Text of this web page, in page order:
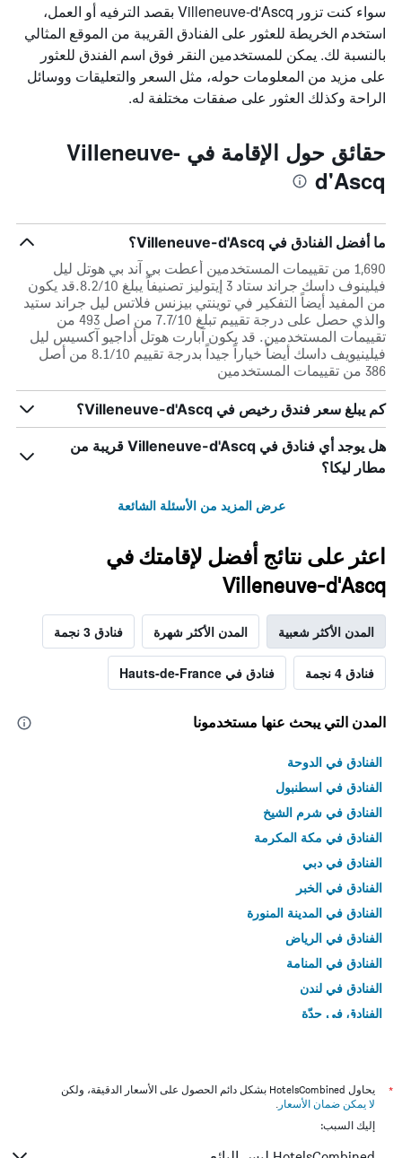
سواء كنت تزور Villeneuve-d'Ascq بقصد الترفيه أو العمل،
استخدم الخريطة للعثور على الفنادق القريبة من الموقع المثالي
بالنسبة لك. يمكن للمستخدمين النقر فوق اسم الفندق للعثور
على مزيد من المعلومات حوله، مثل السعر والتعليقات ووسائل
الراحة وكذلك العثور على صفقات مختلفة له.
حقائق حول الإقامة في Villeneuve-
d'Ascq
ما أفضل الفنادق في Villeneuve-d'Ascq؟
1,690 من تقييمات المستخدمين أعطت بي آند بي هوتل ليل
فيلينوف داسك جراند ستاد 3 إيتوليز تصنيفاً يبلغ 8.2/10.قد يكون
من المفيد أيضاً التفكير في توينتي بيزنس فلاتس ليل جراند ستيد
والذي حصل على درجة تقييم تبلغ 7.7/10 من اصل 493 من
تقييمات المستخدمين. قد يكون آبارت هوتل أداجيو آكسيس ليل
فيلينيويف داسك أيضاً خياراً جيداً بدرجة تقييم 8.1/10 من أصل
386 من تقييمات المستخدمين
كم يبلغ سعر فندق رخيص في Villeneuve-d'Ascq؟
هل يوجد أي فنادق في Villeneuve-d'Ascq قريبة من
مطار ليكا؟
عرض المزيد من الأسئلة الشائعة
اعثر على نتائج أفضل لإقامتك في
Villeneuve-d'Ascq
المدن الأكثر شعبية المدن الأكثر شهرة فنادق 3 نجمة
فنادق 4 نجمة فنادق في Hauts-de-France
المدن التي يبحث عنها مستخدمونا
الفنادق في الدوحة
الفنادق في اسطنبول
الفنادق في شرم الشيخ
الفنادق في مكة المكرمة
الفنادق في دبي
الفنادق في الخبر
الفنادق في المدينة المنورة
الفنادق في الرياض
الفنادق في المنامة
الفنادق في لندن
الفنادق في جدّة
*
يحاول HotelsCombined بشكل دائم الحصول على الأسعار الدقيقة، ولكن
لا يمكن ضمان الأسعار .
إليك السبب: